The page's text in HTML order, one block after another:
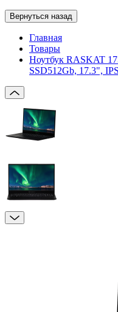
Вернуться назад
Главная
Товары
Ноутбук RASKAT
SSD512Gb, 17.3",